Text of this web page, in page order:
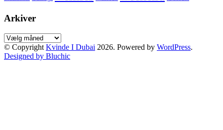
Arkiver
Arkiver
© Copyright Kvinde I Dubai 2026. Powered by WordPress.
Designed by Bluchic